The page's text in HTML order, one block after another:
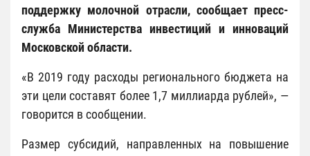
поддержку молочной отрасли, сообщает пресс-
служба Министерства инвестиций и инноваций
Московской области.
«В 2019 году расходы регионального бюджета на
эти цели составят более 1,7 миллиарда рублей», —
говорится в сообщении.
Размер субсидий, направленных на повышение